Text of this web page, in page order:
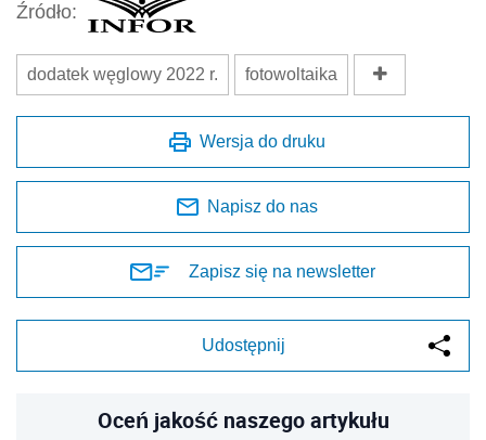
Źródło:
dodatek węglowy 2022 r. fotowoltaika
Wersja do druku
Napisz do nas
Zapisz się na newsletter
Udostępnij
Oceń jakość naszego artykułu